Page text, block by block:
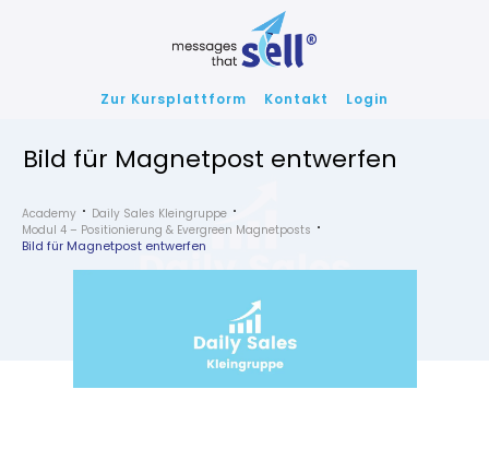
Zur Kursplattform Kontakt Login
Bild für Magnetpost entwerfen
Academy
Daily Sales Kleingruppe
Modul 4 – Positionierung & Evergreen Magnetposts
Bild für Magnetpost entwerfen